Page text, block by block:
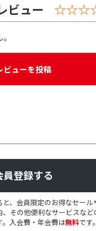
ビュー
ビューを投稿
員登録する
、会員限定のお得なセール
その他便利なサービスなど
入会費・年会費は無料です。